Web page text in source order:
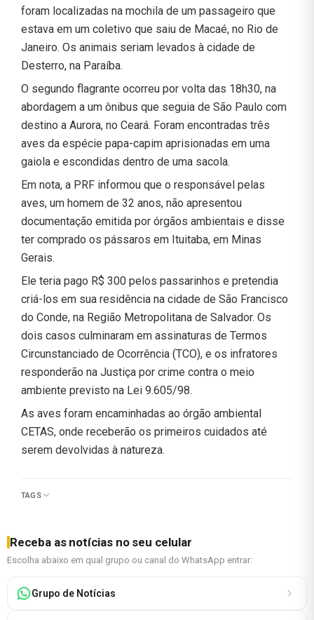
foram localizadas na mochila de um passageiro que
estava em um coletivo que saiu de Macaé, no Rio de
Janeiro. Os animais seriam levados à cidade de
Desterro, na Paraíba.
O segundo flagrante ocorreu por volta das 18h30, na
abordagem a um ônibus que seguia de São Paulo com
destino a Aurora, no Ceará. Foram encontradas três
aves da espécie papa-capim aprisionadas em uma
gaiola e escondidas dentro de uma sacola.
Em nota, a PRF informou que o responsável pelas
aves, um homem de 32 anos, não apresentou
documentação emitida por órgãos ambientais e disse
ter comprado os pássaros em Ituitaba, em Minas
Gerais.
Ele teria pago R$ 300 pelos passarinhos e pretendia
criá-los em sua residência na cidade de São Francisco
do Conde, na Região Metropolitana de Salvador. Os
dois casos culminaram em assinaturas de Termos
Circunstanciado de Ocorrência (TCO), e os infratores
responderão na Justiça por crime contra o meio
ambiente previsto na Lei 9.605/98.
As aves foram encaminhadas ao órgão ambiental
CETAS, onde receberão os primeiros cuidados até
serem devolvidas à natureza.
TAGS
Receba as notícias no seu celular
Escolha abaixo em qual grupo ou canal do WhatsApp entrar:
Grupo de Notícias